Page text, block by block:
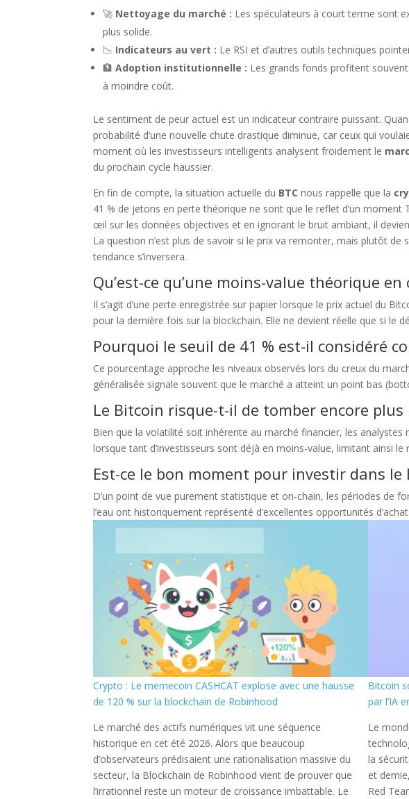
🚀 Nettoyage du marché : Les spéculateurs à court terme sont
plus solide.
📉 Indicateurs au vert : Le RSI et d’autres outils techniques
🏦Adoption institutionnelle : Les grands fonds profitent
à moindre coût.
Le sentiment de peur actuel est un indicateur contraire puissant.
probabilité d’une nouvelle chute drastique diminue, car ceux qui
moment où les investisseurs intelligents analysent froidement le
du prochain cycle haussier.
En fin de compte, la situation actuelle du BTC nous rappelle que la
41 % de jetons en perte théorique ne sont que le reflet d’un moment
œil sur les données objectives et en ignorant le bruit ambiant, il
La question n’est plus de savoir si le prix va remonter, mais plutôt
tendance s’inversera.
Qu’est-ce qu’une moins-value théorique
Il s’agit d’une perte enregistrée sur papier lorsque le prix actuel du
pour la dernière fois sur la blockchain. Elle ne devient réelle que si le
Pourquoi le seuil de 41 % est-il considéré
Ce pourcentage approche les niveaux observés lors du creux du
généralisée signale souvent que le marché a atteint un point bas
Le Bitcoin risque-t-il de tomber encore plus
Bien que la volatilité soit inhérente au marché financier, les analystes
lorsque tant d’investisseurs sont déjà en moins-value, limitant ainsi
Est-ce le bon moment pour investir dans le
D’un point de vue purement statistique et on-chain, les périodes de
l’eau ont historiquement représenté d’excellentes opportunités
Crypto : Le memecoin CASHCAT explose avec une hausse
de 120 % sur la blockchain de Robinhood
Le marché des actifs numériques vit une séquence
historique en cet été 2026. Alors que beaucoup
d’observateurs prédisaient une rationalisation massive du
secteur, la Blockchain de Robinhood vient de prouver que
l’irrationnel reste un moteur de croissance imbattable. Le
Bitcoin
par l’IA
Le
la
et
Red